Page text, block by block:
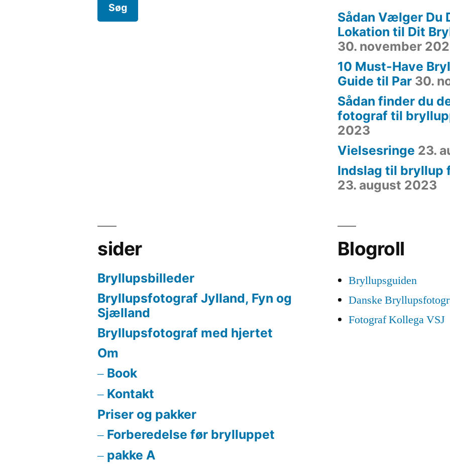
Sådan Vælger Du
Lokation til Dit
30. november
10 Must-Have
Guide til Par 30.
Sådan finder du
fotograf til
2023
Vielsesringe 23.
Indslag til bryllup
23. august 2023
sider
Bryllupsbilleder
Bryllupsfotograf Jylland, Fyn og
Sjælland
Bryllupsfotograf med hjertet
Om
Book
Kontakt
Priser og pakker
Forberedelse før brylluppet
pakke A
Blogroll
Bryllupsguiden
Danske
Fotograf Kollega VSJ